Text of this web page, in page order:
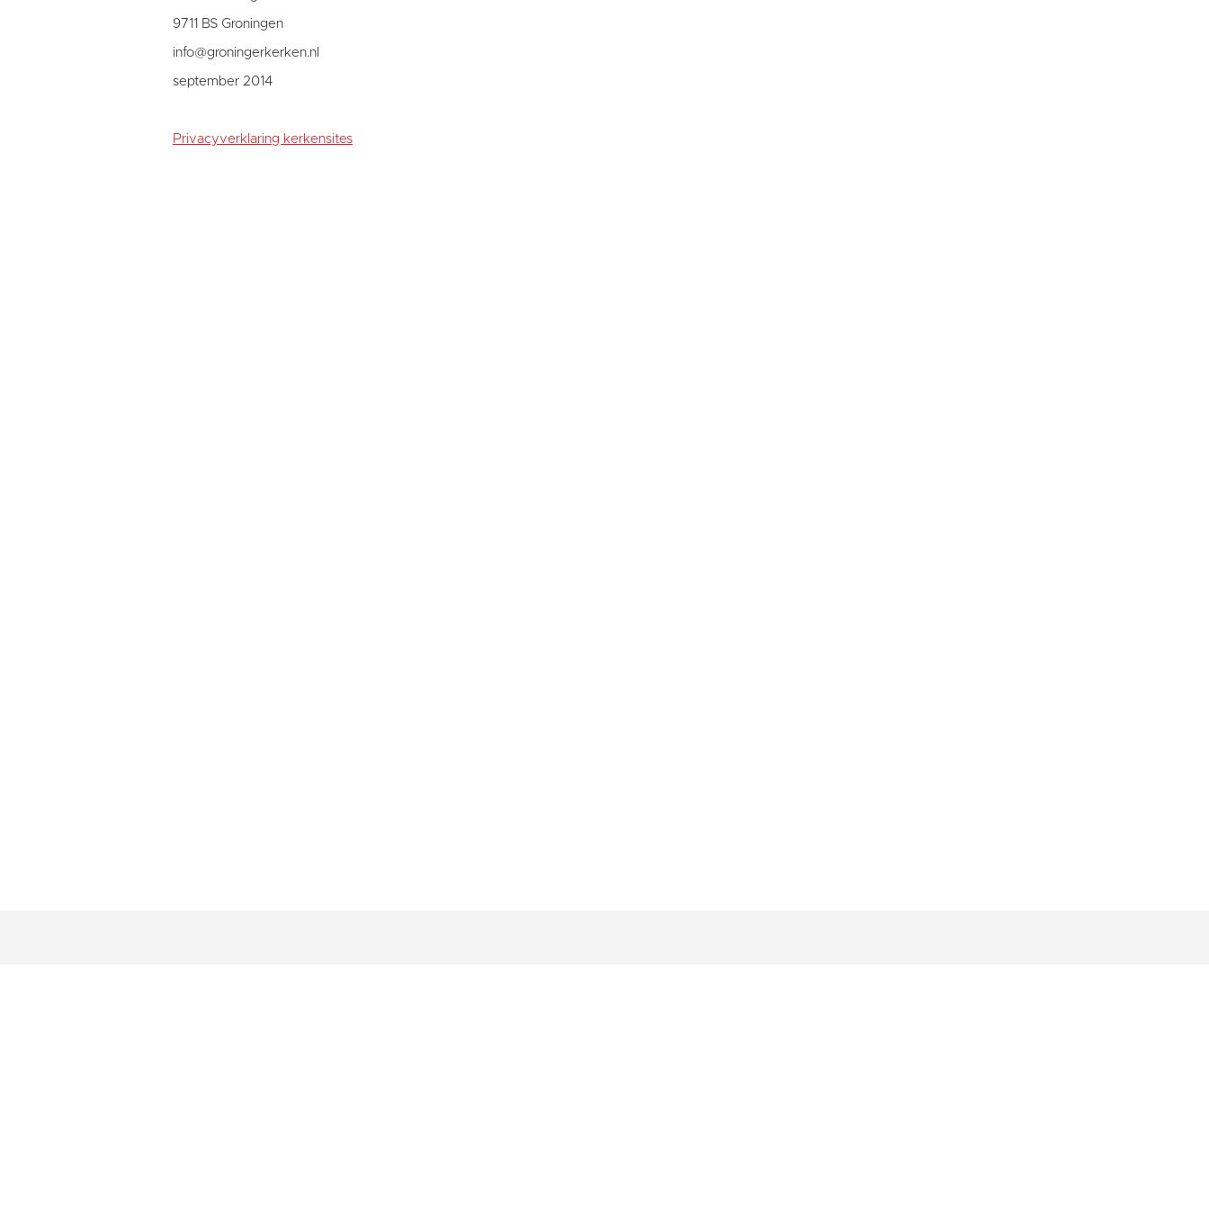
9711 BS Groningen
info@groningerkerken.nl
september 2014
Privacyverklaring kerkensites